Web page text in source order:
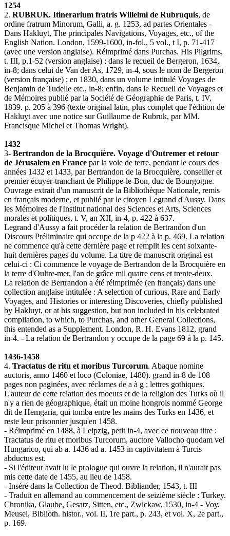
1254
2. RUBRUK. Itinerarium fratris Willelmi de Rubruquis, de
ordine fratrum Minorum, Galli, a. g. 1253, ad partes Orientales -
Dans Hakluyt, The principales Navigations, Voyages, etc., of the
English Nation. London, 1599-1600, in-fol., 5 vol., t I, p. 71-417
(avec une version anglaise). Réimprimé dans Purchas. His Pilgrims,
t. III, p.1-52 (version anglaise) ; dans le recueil de Bergeron, 1634,
in-8; dans celui de Van der As, 1729, in-4, sous le nom de Bergeron
(version française) ; en 1830, dans un volume intitulé Voyages de
Benjamin de Tudelle etc., in-8; enfin, dans le Recueil de Voyages et
de Mémoires publié par la Société de Géographie de Paris, t. IV,
1839. p. 205 à 396 (texte original latin, plus complet que l'édition de
Hakluyt avec une notice sur Guillaume de Rubruk, par MM.
Francisque Michel et Thomas Wright).
1432
3- Bertrandon de la Brocquière. Voyage d'Outremer et retour
de Jérusalem en France par la voie de terre, pendant le cours des
années 1432 et 1433, par Bertrandon de la Brocquière, conseiller et
premier écuyer-tranchant de Philippe-le-Bon, duc de Bourgogne.
Ouvrage extrait d'un manuscrit de la Bibliothèque Nationale, remis
en français moderne, et publié par le citoyen Legrand d'Aussy. Dans
les Mémoires de l'Institut national des Sciences et Arts, Sciences
morales et politiques, t. V, an XII, in-4, p. 422 à 637.
Legrand d'Aussy a fait procéder la relation de Bertrandon d'un
Discours Préliminaire qui occupe de la p 422 à la p. 469. La relation
ne commence qu'à cette dernière page et remplit les cent soixante-
huit dernières pages du volume. La titre de manuscrit original est
celui-ci : Ci commence le voyage de Bertrandon de la Brocquière en
la terre d'Oultre-mer, l'an de grâce mil quatre cens et trente-deux.
La relation de Bertrandon a été réimprimée (en français) dans une
collection anglaise intitulée : A selection of curious, Rare and Early
Voyages, and Histories or interesting Discoveries, chiefly published
by Hakluyt, or at his suggestion, but non included in his celebrated
compilation, to which, to Purchas, and other General Collections,
this entended as a Supplement. London, R. H. Evans 1812, grand
in-4. - La relation de Bertrandon y occupe de la page 69 à la p. 145.
1436-1458
4. Tractatus de ritu et moribus Turcorum. Abaque nomine
auctoris, anno 1460 et loco (Coloniae, 1480). grand in-8 de 108
pages non paginées, avec réclames de a à g ; lettres gothiques.
L'auteur de cette relation des moeurs et de la religion des Turks où il
n'y a rien de géographique, était un moine hongrois nommé George
dit de Hemgaria, qui tomba entre les mains des Turks en 1436, et
reste leur prisonnier jusqu'en 1458.
- Réimprimé en 1488, à Leipzig, petit in-4, avec ce nouveau titre :
Tractatus de ritu et moribus Turcorum, auctore Vallocho quodam vel
Hungarico, qui ab a. 1436 ad a. 1453 in captivitatem à Turcis
abductus est.
- Si l'éditeur avait lu le prologue qui ouvre la relation, il n'aurait pas
mis cette date de 1455, au lieu de 1458.
- Inséré dans la Collection de Theod. Bibliander, 1543, t. III
- Traduit en allemand au commencement de seizième siècle : Turkey.
Chronika, Glaube, Gesatz, Sitten, etc., Zwickaw, 1530, in-4 - Voy.
Meusel, Biblioth. histor., vol. II, 1re part., p. 243, et vol. X, 2e part.,
p. 169.